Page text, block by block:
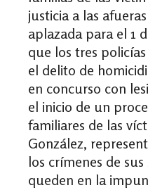
justicia a las
aplazada para el 1
que los tres policías
el delito de
en concurso con
el inicio de un
familiares de las
González,
los crímenes de
queden en la